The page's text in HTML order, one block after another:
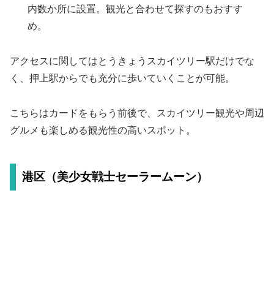
内数か所に設置。観光と合わせて探すのもおすす
め。
アクセスに関してはとうきょうスカイツリー駅だけでな
く、押上駅からでも充分に歩いていくことが可能。
こちらはカードをもらう前後で、スカイツリー観光や周辺
グルメも楽しめる観光性の高いスポット。
港区（美少女戦士セーラームーン）